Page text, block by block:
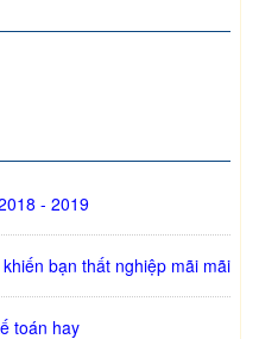
- 2019
bạn thất nghiệp mãi mãi
toán hay